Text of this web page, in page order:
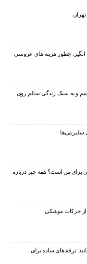
چطور هزینه های عروسی
و به سبک زندگی سالم روی
برای من است؟ همه چیز درباره
از حرکات موشکی
ترفندهای ساده برای